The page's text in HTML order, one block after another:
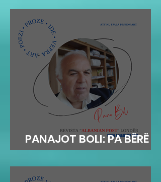
Mehmetit
PANAJOT BOLI: PA BËRË
MEKAT...